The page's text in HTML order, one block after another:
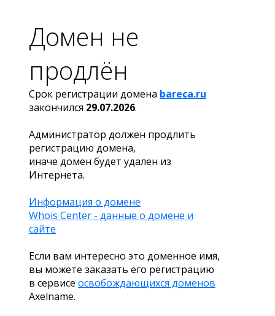
Домен не
продлён
Срок регистрации домена bareca.ru
закончился 29.07.2026.
Администратор должен продлить
регистрацию домена,
иначе домен будет удален из
Интернета.
Информация о домене
Whois Center - данные о домене и
сайте
Если вам интересно это доменное имя,
вы можете заказать его регистрацию
в сервисе освобождающихся доменов
Axelname.